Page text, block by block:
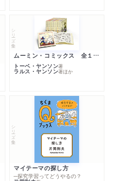
シリーズ・全集
ムーミン・コミックス 全１４巻セット
トーベ・ヤンソン著
ラルス・ヤンソン著ほか
シリーズ・全集
マイテーマの探し方
─探究学習ってどうやるの？